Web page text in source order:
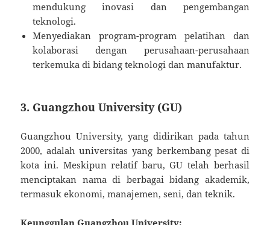
mendukung inovasi dan pengembangan
teknologi.
Menyediakan program-program pelatihan dan
kolaborasi dengan perusahaan-perusahaan
terkemuka di bidang teknologi dan manufaktur.
3. Guangzhou University (GU)
Guangzhou University, yang didirikan pada tahun
2000, adalah universitas yang berkembang pesat di
kota ini. Meskipun relatif baru, GU telah berhasil
menciptakan nama di berbagai bidang akademik,
termasuk ekonomi, manajemen, seni, dan teknik.